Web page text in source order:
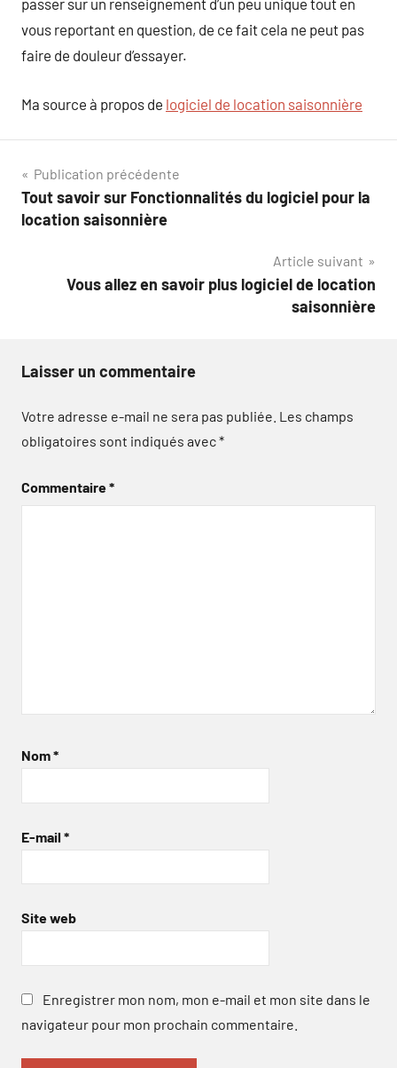
passer sur un renseignement d’un peu unique tout en
vous reportant en question, de ce fait cela ne peut pas
faire de douleur d’essayer.
Ma source à propos de logiciel de location saisonnière
Navigation
de
Publication précédente
Tout savoir sur Fonctionnalités du logiciel pour la
location saisonnière
Article suivant
Vous allez en savoir plus logiciel de location
saisonnière
Laisser un commentaire
Votre adresse e-mail ne sera pas publiée. Les champs
obligatoires sont indiqués avec*
Commentaire*
Nom*
E-mail *
Site web
Enregistrer mon nom, mon e-mail et mon site dans le
navigateur pour mon prochain commentaire.